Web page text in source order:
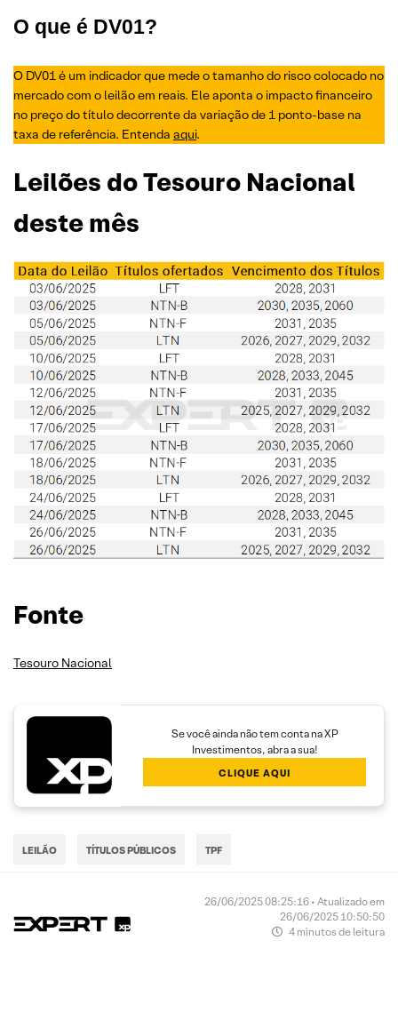
O que é DV01?
O DV01 é um indicador que mede o tamanho do risco colocado no
mercado com o leilão em reais. Ele aponta o impacto financeiro
no preço do título decorrente da variação de 1 ponto-base na
taxa de referência. Entenda aqui.
Leilões do Tesouro Nacional
deste mês
Fonte
Tesouro Nacional
Se você ainda não tem conta na XP
Investimentos, abra a sua!
CLIQUE AQUI
LEILÃO TÍTULOS PÚBLICOS TPF
26/06/2025 08:25:16 • Atualizado em
26/06/2025 10:50:50
4 minutos de leitura